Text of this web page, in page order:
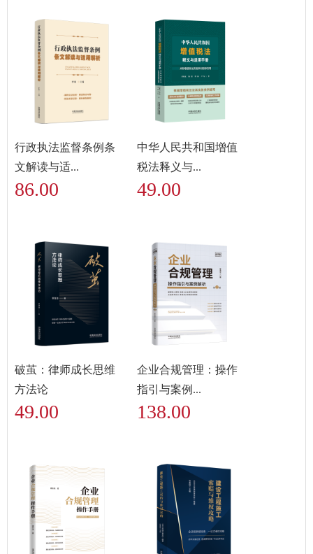
行政执法监督条例条
文解读与适...
86.00
中华人民共和国增值
税法释义与...
49.00
破茧：律师成长思维
方法论
49.00
企业合规管理：操作
指引与案例...
138.00